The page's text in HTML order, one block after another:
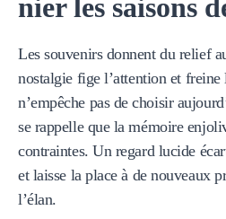
nier les saisons
Les souvenirs donnent du relief
nostalgie fige l’attention et
n’empêche pas de choisir
se rappelle que la mémoire
contraintes. Un regard lucide
et laisse la place à de nouveaux
l’élan.